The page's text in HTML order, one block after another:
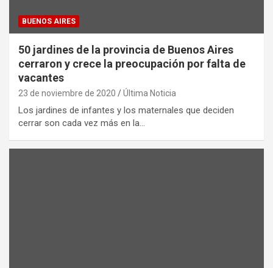
BUENOS AIRES
50 jardines de la provincia de Buenos Aires
cerraron y crece la preocupación por falta de
vacantes
23 de noviembre de 2020 Última Noticia
Los jardines de infantes y los maternales que deciden
cerrar son cada vez más en la…